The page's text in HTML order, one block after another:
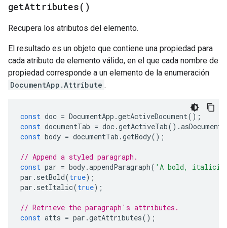
getAttributes( )
Recupera los atributos del elemento.
El resultado es un objeto que contiene una propiedad para
cada atributo de elemento válido, en el que cada nombre de
propiedad corresponde a un elemento de la enumeración
DocumentApp.Attribute .
const doc = DocumentApp .getActiveDocument();
const documentTab = doc.getActiveTab().
const body = documentTab .getBody();
// Append a styled paragraph.
const par = body.appendParagraph( 'A bold,
par . setBold(true);
par . setItalic(true);
// Retrieve the paragraph's attributes.
const atts = par .getAttributes();